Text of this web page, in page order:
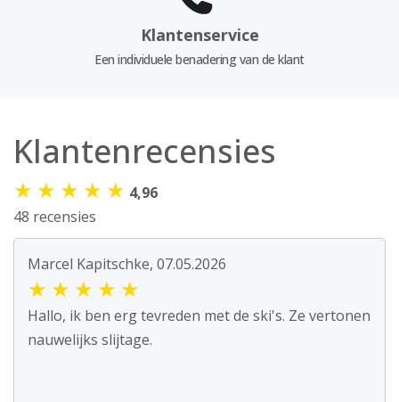
Klantenservice
Een individuele benadering van de klant
Klantenrecensies
★ ★ ★ ★ ★ 4,96
48 recensies
Marcel Kapitschke, 07.05.2026
★ ★ ★ ★ ★
Hallo, ik ben erg tevreden met de ski's. Ze vertonen
nauwelijks slijtage.